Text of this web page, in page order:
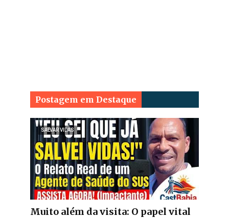
Postagem em Destaque
SALVAR VIDAS
Muito além da visita: O papel vital